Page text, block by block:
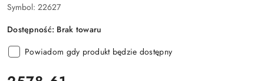
Symbol: 22627
Dostępność: Brak towaru
Powiadom gdy produkt będzie dostępny